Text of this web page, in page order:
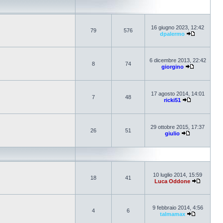
79 576
16 giugno 2023, 12:42
dpalermo
8 74
6 dicembre 2013, 22:42
giorgino
7 48
17 agosto 2014, 14:01
ricki51
26 51
29 ottobre 2015, 17:37
giulio
18 41
10 luglio 2014, 15:59
Luca Oddone
4 6
9 febbraio 2014, 4:56
talmamax